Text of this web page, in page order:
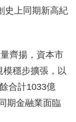
史上同期新高紀
齊揚，資本市
穩步擴張，以
合計1033億
期金融業面臨